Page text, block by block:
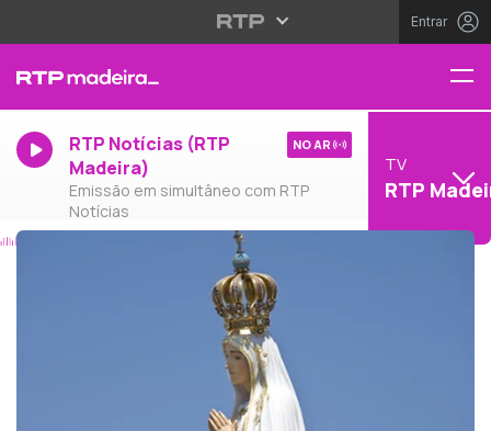
Entrar
RTP Notícias (RTP
Madeira)
Emissão em simultâneo com RTP
Notícias
NO AR
TV
RTP